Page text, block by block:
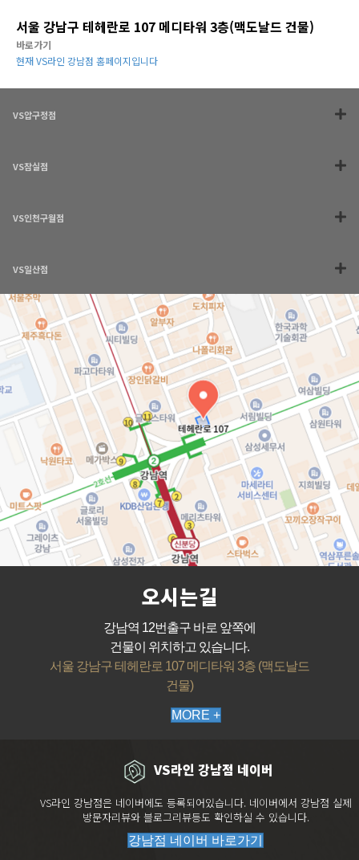
서울 강남구 테헤란로 107 메디타워 3층(맥도날드 건물)
바로가기
현재 VS라인 강남점 홈페이지입니다
VS압구정점
VS잠실점
VS인천구월점
VS일산점
오시는길
강남역 12번출구 바로 앞쪽에
건물이 위치하고 있습니다.
서울 강남구 테헤란로 107 메디타워 3층 (맥도날드
건물)
MORE +
VS라인 강남점 네이버
VS라인 강남점은 네이버에도 등록되어있습니다. 네이버에서 강남점 실제
방문자리뷰와 블로그리뷰등도 확인하실 수 있습니다.
강남점 네이버 바로가기